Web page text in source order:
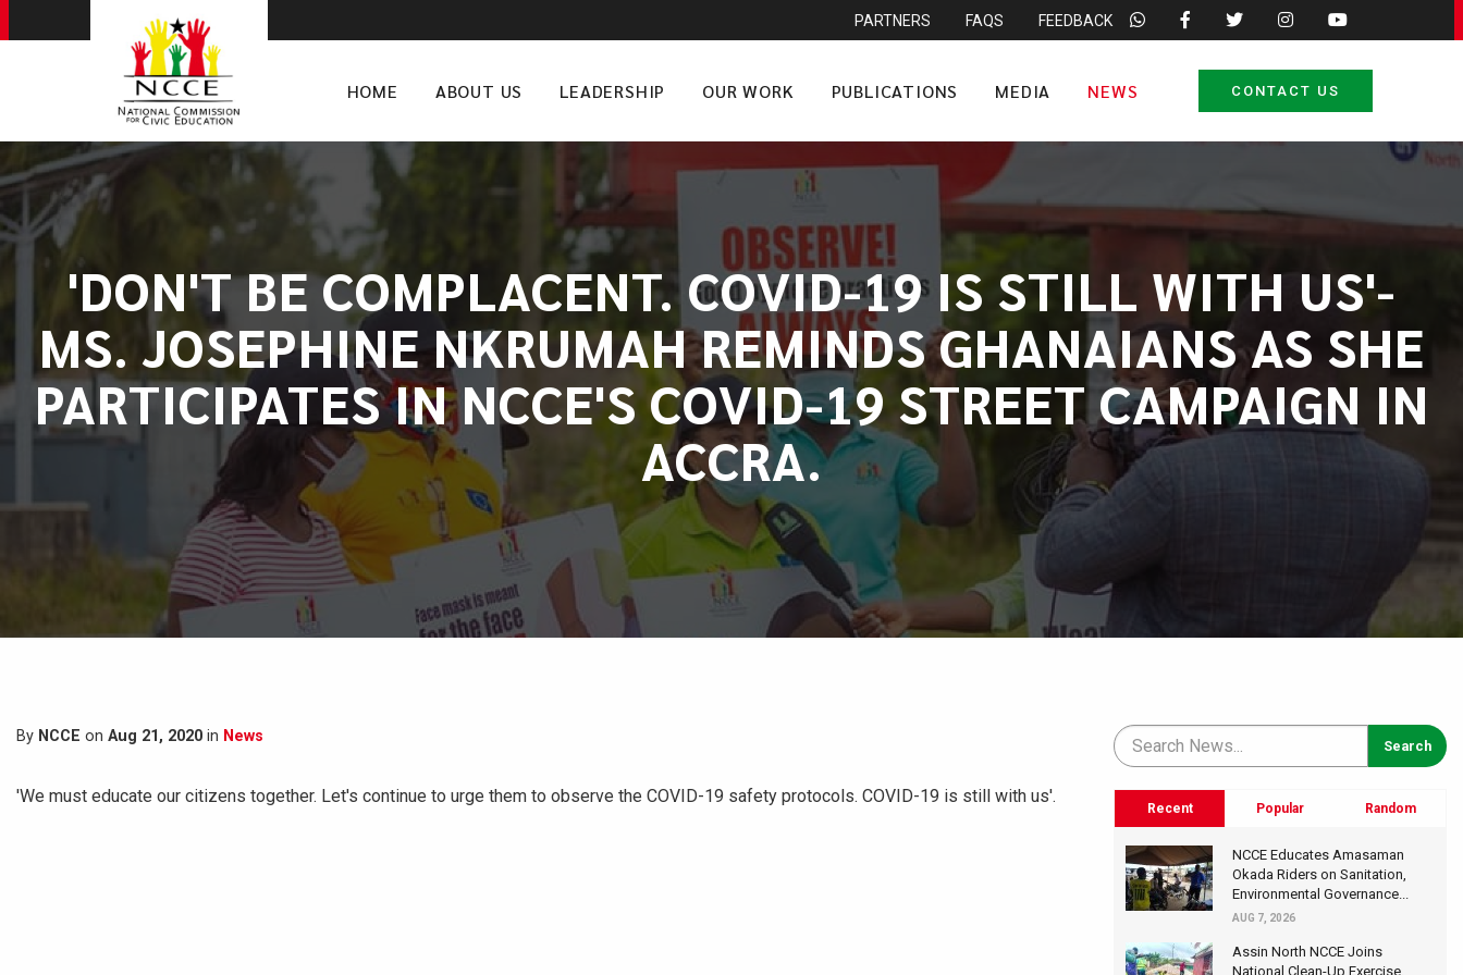
PARTNERS FAQS FEEDBACK
HOME ABOUT US LEADERSHIP OUR WORK PUBLICATIONS MEDIA NEWS CONTACT US
'DON'T BE COMPLACENT. COVID-19 IS STILL WITH US'-
MS. JOSEPHINE NKRUMAH REMINDS GHANAIANS AS SHE
PARTICIPATES IN NCCE'S COVID-19 STREET CAMPAIGN IN
ACCRA.
By NCCE on Aug 21, 2020 in News
'We must educate our citizens together. Let's continue to urge them to observe the COVID-19 safety protocols. COVID-19 is still with us'.
Recent Popular Random
NCCE Educates Amasaman
Okada Riders on Sanitation,
Environmental Governance...
AUG 7, 2026
Assin North NCCE Joins
National Clean-Up Exercise,